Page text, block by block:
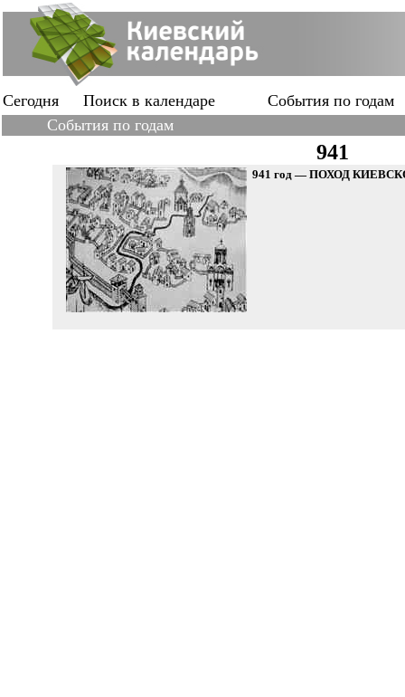
Сегодня Поиск в календаре
События по годам
События по годам
941
941 год — ПОХОД